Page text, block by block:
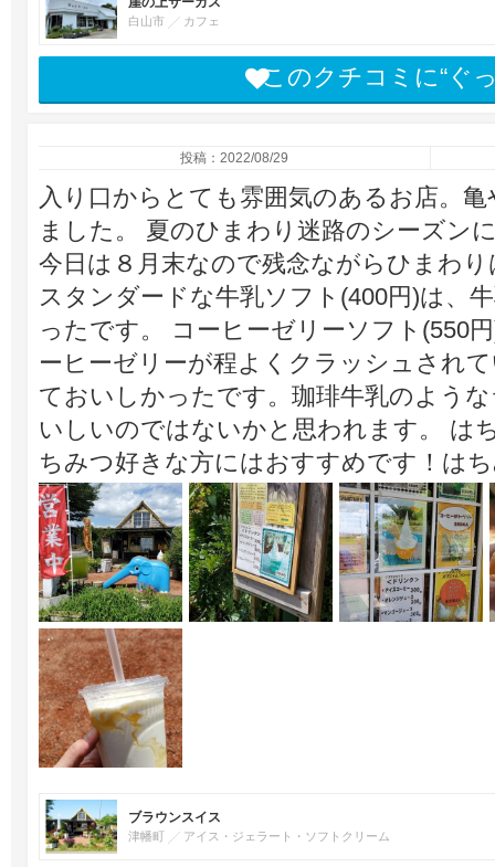
白山市 カフェ
このクチコミに“ぐ
投稿：2022/08/29
入り口からとても雰囲気のあるお店。
ました。 夏のひまわり迷路のシーズン
今日は８月末なので残念ながらひまわ
スタンダードな牛乳ソフト(400円)は、
ったです。 コーヒーゼリーソフト(550
ーヒーゼリーが程よくクラッシュされ
ておいしかったです。珈琲牛乳のよう
いしいのではないかと思われます。 は
ちみつ好きな方にはおすすめです！は
ブラウンスイス
津幡町 アイス・ジェラート・ソフトクリーム